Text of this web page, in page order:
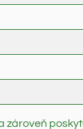
zároveň